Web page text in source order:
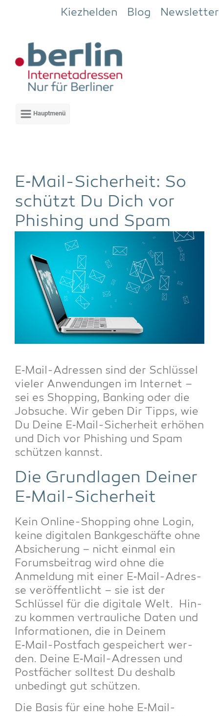
Zum Hauptinhalt springen
Kiezhelden Blog Newsletter
E‑Mail-Sicher­heit: So
schützt Du Dich vor
Phis­hing und Spam
E‑Mail-Adres­sen sind der Schlüs­sel
vie­ler Anwen­dun­gen im Inter­net –
sei es Shop­ping, Ban­king oder die
Job­su­che. Wir geben Dir Tipps, wie
Du Dei­ne E‑Mail-Sicher­heit erhö­hen
und Dich vor Phis­hing und Spam
schüt­zen kannst.
Die Grund­la­gen Dei­ner
E‑Mail-Sicher­heit
Kein Online-Shop­ping ohne Log­in,
kei­ne digi­ta­len Bank­ge­schäf­te ohne
Absi­che­rung – nicht ein­mal ein
Forums­bei­trag wird ohne die
Anmel­dung mit einer E‑Mail-Adres­
se ver­öf­fent­licht – sie ist der
Schlüs­sel für die digi­ta­le Welt. Hin­
zu kom­men ver­trau­li­che Daten und
Infor­ma­tio­nen, die in Dei­nem
E‑Mail-Post­fach gespei­chert wer­
den. Dei­ne E‑Mail-Adres­sen und
Post­fä­cher soll­test Du des­halb
unbe­dingt gut schützen.
Die Basis für eine hohe E‑Mail-